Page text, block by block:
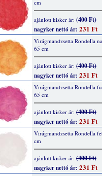
cm
ajánlott kisker ár: (400 Ft)
nagyker nettó ár: 231 Ft
Virágmandzsetta Rondella
65 cm
ajánlott kisker ár: (400 Ft)
nagyker nettó ár: 231 Ft
Virágmandzsetta Rondella
65 cm
ajánlott kisker ár: (400 Ft)
nagyker nettó ár: 231 Ft
Virágmandzsetta Rondella
cm
ajánlott kisker ár: (400 Ft)
nagyker nettó ár: 231 Ft